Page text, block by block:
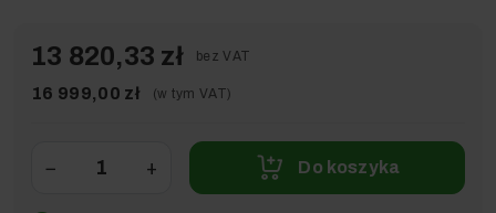
13 820,33 zł bez VAT
16 999,00 zł (w tym VAT)
− + Do koszyka